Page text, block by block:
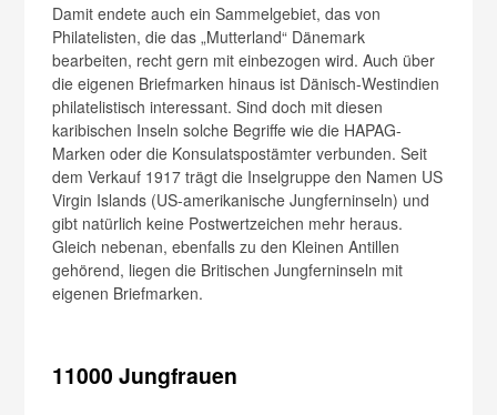
Damit endete auch ein Sammelgebiet, das von
Philatelisten, die das „Mutterland“ Dänemark
bearbeiten, recht gern mit einbezogen wird. Auch über
die eigenen Briefmarken hinaus ist Dänisch-Westindien
philatelistisch interessant. Sind doch mit diesen
karibischen Inseln solche Begriffe wie die HAPAG-
Marken oder die Konsulatspostämter verbunden. Seit
dem Verkauf 1917 trägt die Inselgruppe den Namen US
Virgin Islands (US-amerikanische Jungferninseln) und
gibt natürlich keine Postwertzeichen mehr heraus.
Gleich nebenan, ebenfalls zu den Kleinen Antillen
gehörend, liegen die Britischen Jungferninseln mit
eigenen Briefmarken.
11000 Jungfrauen